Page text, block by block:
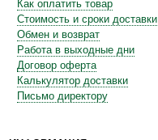
Как оплатить товар
Стоимость и сроки доставки
Обмен и возврат
Работа в выходные дни
Договор оферта
Калькулятор доставки
Письмо директору